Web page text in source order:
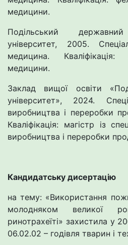
медицини.
Подільський державний
університет, 2005.
медицина. Кваліфікація:
медицини.
Заклад вищої освіти
університет», 2024.
виробництва і переробки
Кваліфікація: магістр із
виробництва і переробки
Кандидатську дисертацію
на тему: «Використання
молодняком великої
ринотрахеїті» захистила у
06.02.02 – годівля тварин і